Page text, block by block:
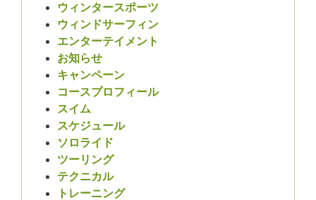
ウィンタースポーツ
ウィンドサーフィン
エンターテイメント
お知らせ
キャンペーン
コースプロフィール
スイム
スケジュール
ソロライド
ツーリング
テクニカル
トレーニング